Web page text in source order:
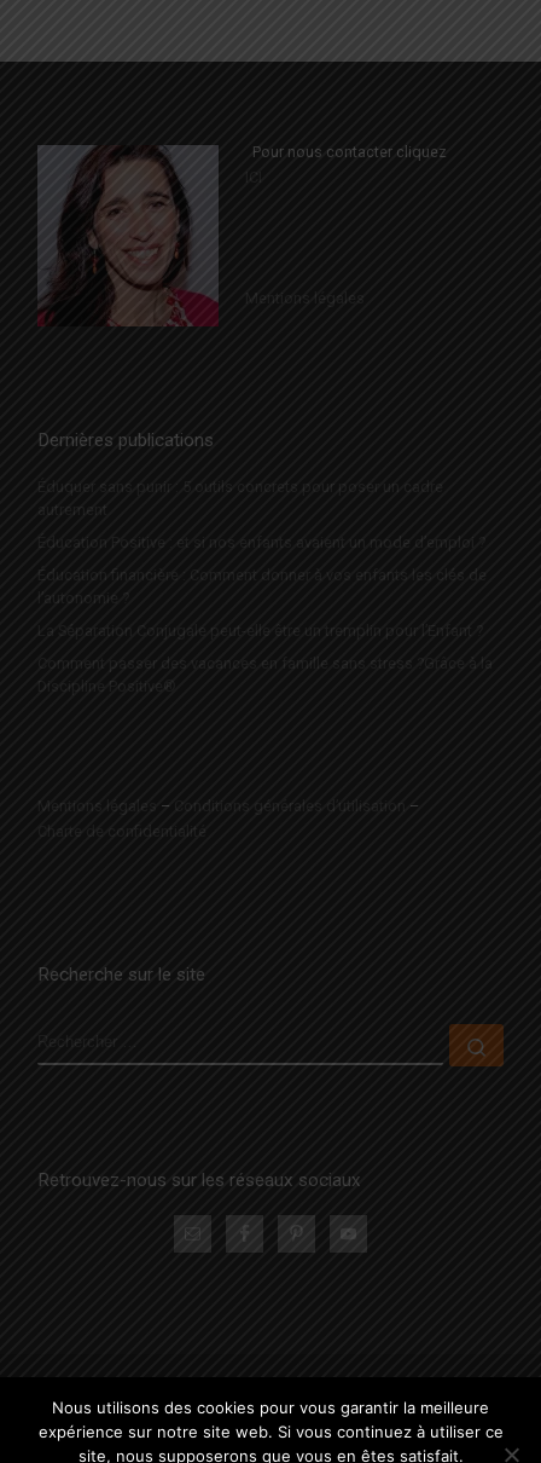
Pour nous contacter cliquez
ICI
Mentions légales
Dernières publications
Éduquer sans punir : 5 outils concrets pour poser un cadre
autrement
Éducation Positive : et si nos enfants avaient un mode d’emploi ?
Éducation financière : Comment donner à vos enfants les clés de
l’autonomie ?
La Séparation Conjugale peut-elle être un tremplin pour l’Enfant ?
Comment passer des vacances en famille sans stress ?Grâce à la
Discipline Positive®
Mentions légales – Conditions générales d’utilisation –
Charte de confidentialité
Recherche sur le site
RECHERCHER
Retrouvez-nous sur les réseaux sociaux
Propulsé parWP– Réalisé avec the Thème Customizr
Nous utilisons des cookies pour vous garantir la meilleure
expérience sur notre site web. Si vous continuez à utiliser ce
site, nous supposerons que vous en êtes satisfait.